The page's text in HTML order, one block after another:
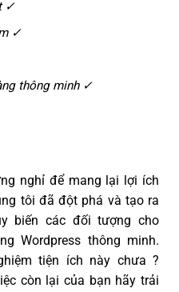
✓
✓
thông minh ✓
nghỉ để mang lại lợi ích
tôi đã đột phá và tạo ra
biến các đối tượng cho
Wordpress thông minh.
tiện ích này chưa ?
còn lại của bạn hãy trải